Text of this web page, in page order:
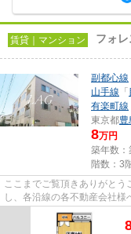
賃貸｜マンション フォ
副都心線
山手線 「
有楽町線
東京都豊
8万円
築年数：
階数：3
ここまでご覧頂きありがと
し、各沿線の各不動産会社
しております！最新の情報は...